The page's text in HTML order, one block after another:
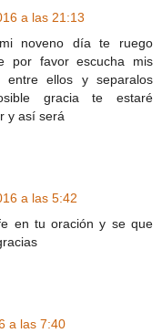
a las 21:13
noveno día te ruego
por favor escucha mis
entre ellos y separalos
gracia te estaré
y así será
a las 5:42
en tu oración y se que
a las 7:40